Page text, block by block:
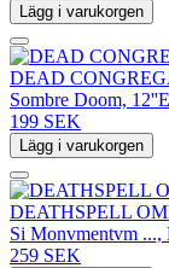
Lägg i varukorgen
DEAD
Sombre Doom,
199 SEK
Lägg i varukorgen
DEATHSPELL
Si Monvmentvm ...,
259 SEK